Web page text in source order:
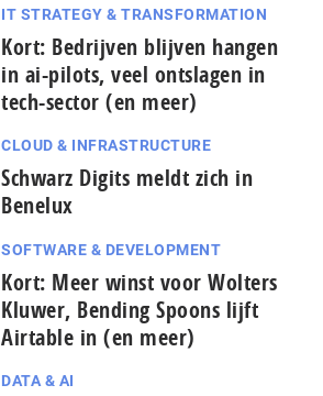
IT STRATEGY & TRANSFORMATION
Kort: Bedrijven blijven hangen
in ai-pilots, veel ontslagen in
tech-sector (en meer)
CLOUD & INFRASTRUCTURE
Schwarz Digits meldt zich in
Benelux
SOFTWARE & DEVELOPMENT
Kort: Meer winst voor Wolters
Kluwer, Bending Spoons lijft
Airtable in (en meer)
DATA & AI